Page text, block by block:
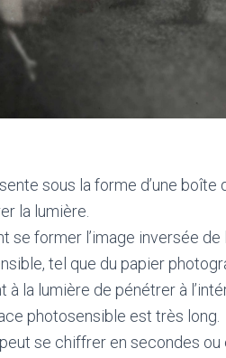
sous la forme d’une boîte
la lumière.
former l’image inversée
tel que du papier
la lumière de pénétrer à
photosensible est très long.
se chiffrer en secondes ou